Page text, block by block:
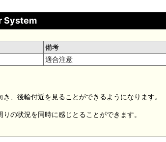
System
備考
適合注意
、後輪付近を見ることができるようになります。
の状況を同時に感じとることができます。